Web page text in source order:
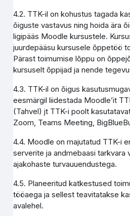
4.2. TTK-il on kohustus tagada
õiguste vastavus ning hoida ära
ligipääs Moodle kursustele.
juurdepääsu kursusele õppetöö
Pärast toimumise lõppu on
kursuselt õppijad ja nende
4.3. TTK-il on õigus
eesmärgil liidestada Moodle’it
(Tahvel) jt TTK-i poolt
Zoom, Teams Meeting,
4.4. Moodle on majutatud TTK-i
serverite ja andmebaasi tarkvara
ajakohaste turvauuendustega.
4.5. Planeeritud katkestused
tööaega ja sellest teavitatakse
avalehel.